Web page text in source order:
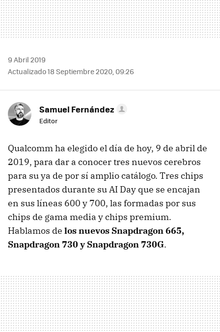
9 Abril 2019
Actualizado 18 Septiembre 2020, 09:26
Samuel Fernández
Editor
Qualcomm ha elegido el día de hoy, 9 de abril de
2019, para dar a conocer tres nuevos cerebros
para su ya de por sí amplio catálogo. Tres chips
presentados durante su AI Day que se encajan
en sus líneas 600 y 700, las formadas por sus
chips de gama media y chips premium.
Hablamos de los nuevos Snapdragon 665,
Snapdragon 730 y Snapdragon 730G.